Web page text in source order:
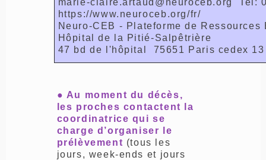
https://www.neuroceb.org/fr/
Neuro-CEB - Plateforme de Ressources
Hôpital de la Pitié-Salpêtrière
47 bd de l'hôpital 75651 Paris cedex 13
● Au moment du décès,
les proches contactent la
coordinatrice qui se
charge d’organiser le
prélèvement (tous les
jours, week-ends et jours